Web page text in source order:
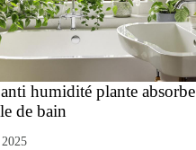
humidité plante absorbe
de bain